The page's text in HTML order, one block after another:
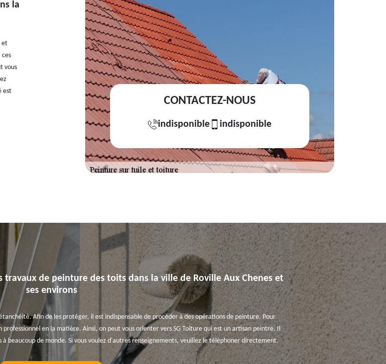
la
et
vous
est
CONTACTEZ-NOUS
indisponible indisponible
de peinture des toits dans la ville de Roville Aux Chenes et
ses environs
Afin de les protéger, il est indispensable de procéder à des opérations de peinture. Pour
en la matière. Ainsi, on peut vous orienter vers SG Toiture qui est un artisan peintre. Il
beaucoup de monde. Si vous voulez d'autres renseignements, veuillez le téléphoner directement.